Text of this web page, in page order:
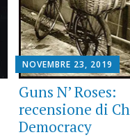
NOVEMBRE 23, 2019
Guns N’ Roses:
recensione di
Democracy